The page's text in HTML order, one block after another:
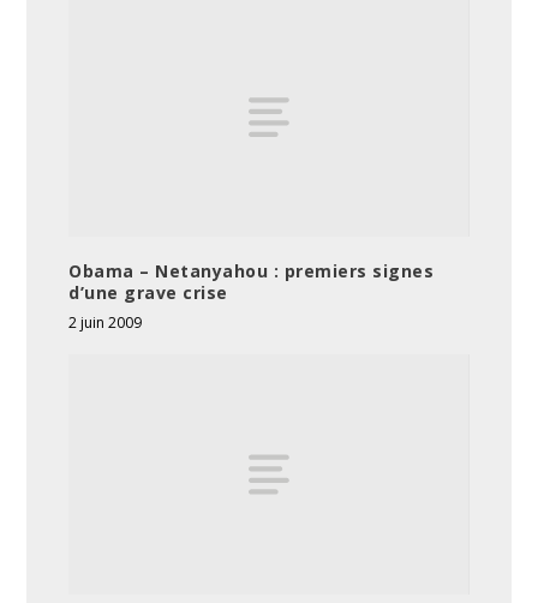
Obama – Netanyahou : premiers signes
d’une grave crise
2 juin 2009